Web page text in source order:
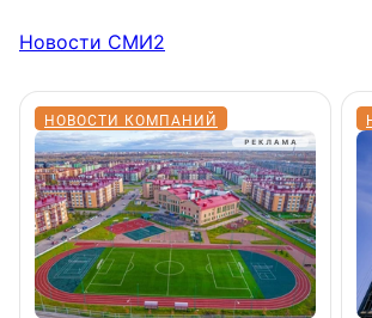
Новости СМИ2
НОВОСТИ КОМПАНИЙ